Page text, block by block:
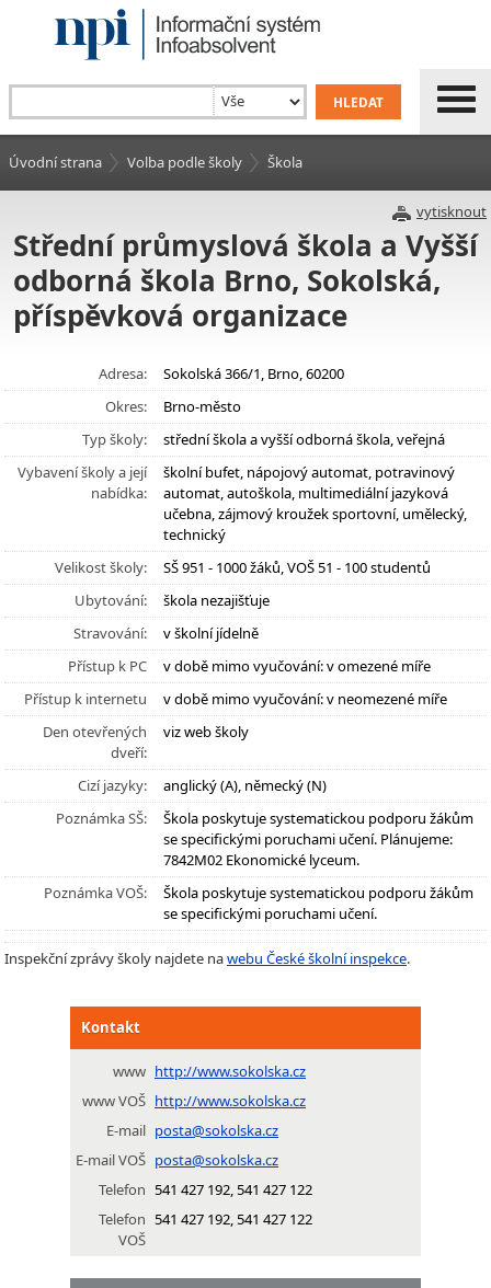
Úvodní strana Volba podle školy Škola
vytisknout
Střední průmyslová škola a Vyšší
odborná škola Brno, Sokolská,
příspěvková organizace
Adresa:
Sokolská 366/1, Brno, 60200
Okres:
Brno-město
Typ školy:
střední škola a vyšší odborná škola, veřejná
Vybavení školy a její
nabídka:
školní bufet, nápojový automat, potravinový
automat, autoškola, multimediální jazyková
učebna, zájmový kroužek sportovní, umělecký,
technický
Velikost školy:
SŠ 951 - 1000 žáků, VOŠ 51 - 100 studentů
Ubytování:
škola nezajišťuje
Stravování:
v školní jídelně
Přístup k PC
v době mimo vyučování: v omezené míře
Přístup k internetu
v době mimo vyučování: v neomezené míře
Den otevřených
dveří:
viz web školy
Cizí jazyky:
anglický (A), německý (N)
Poznámka SŠ:
Škola poskytuje systematickou podporu žákům
se specifickými poruchami učení. Plánujeme:
7842M02 Ekonomické lyceum.
Poznámka VOŠ:
Škola poskytuje systematickou podporu žákům
se specifickými poruchami učení.
Inspekční zprávy školy najdete nawebu České školní inspekce.
Kontakt
www http://www.sokolska.cz
www VOŠ http://www.sokolska.cz
E-mail posta@sokolska.cz
E-mail VOŠ posta@sokolska.cz
Telefon 541 427 192, 541 427 122
Telefon
VOŠ
541 427 192, 541 427 122